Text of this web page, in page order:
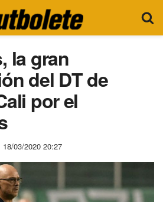
la gran
del DT de
por el
18/03/2020 20:27